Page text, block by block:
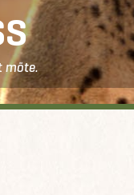
möte.